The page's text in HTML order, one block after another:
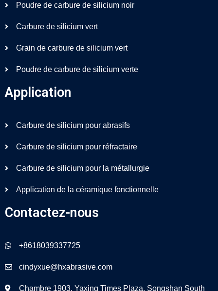
Poudre de carbure de silicium noir
Carbure de silicium vert
Grain de carbure de silicium vert
Poudre de carbure de silicium verte
Application
Carbure de silicium pour abrasifs
Carbure de silicium pour réfractaire
Carbure de silicium pour la métallurgie
Application de la céramique fonctionnelle
Contactez-nous
+8618039337725
cindyxue@hxabrasive.com
Chambre 1903, Yaxing Times Plaza, Songshan South